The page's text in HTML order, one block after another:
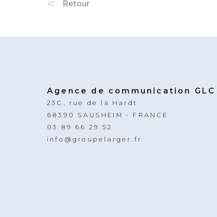
Retour
Agence de communication GLC
23C, rue de la Hardt
68390 SAUSHEIM - FRANCE
03 89 66 29 52
info@groupelarger.fr